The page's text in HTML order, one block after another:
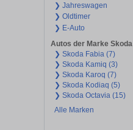
❯ Jahreswagen
❯ Oldtimer
❯ E-Auto
Autos der Marke Skoda
❯ Skoda Fabia (7)
❯ Skoda Kamiq (3)
❯ Skoda Karoq (7)
❯ Skoda Kodiaq (5)
❯ Skoda Octavia (15)
Alle Marken